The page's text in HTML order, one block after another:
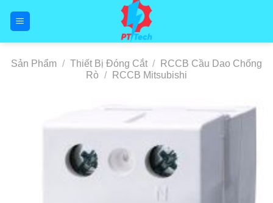
Sản Phẩm / Thiết Bị Đóng Cắt /
RCCB Cầu Dao Chống
Rò / RCCB Mitsubishi